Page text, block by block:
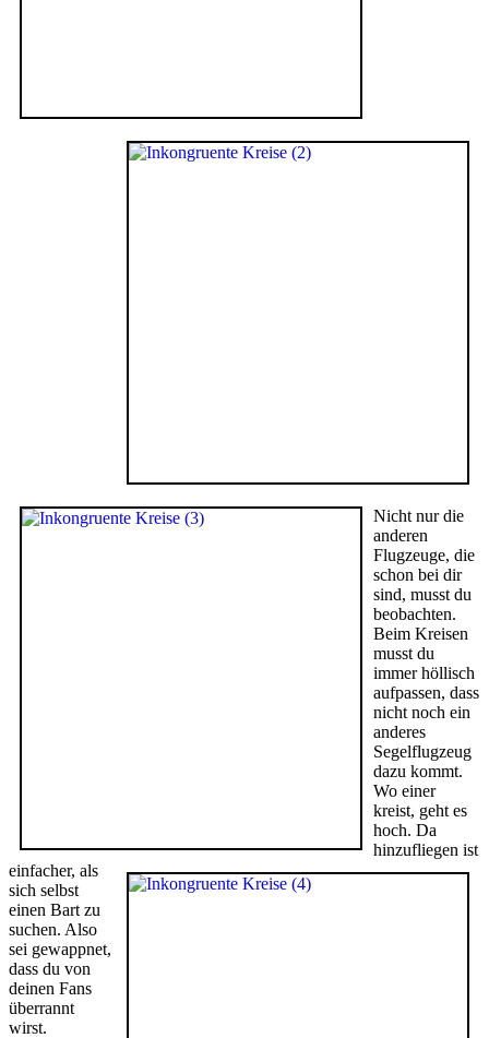
Nicht nur die
anderen
Flugzeuge, die
schon bei dir
sind, musst du
beobachten.
Beim Kreisen
musst du
immer höllisch
aufpassen, dass
nicht noch ein
anderes
Segelflugzeug
dazu kommt.
Wo einer
kreist, geht es
hoch. Da
hinzufliegen ist
einfacher, als
sich selbst
einen Bart zu
suchen. Also
sei gewappnet,
dass du von
deinen Fans
überrannt
wirst.